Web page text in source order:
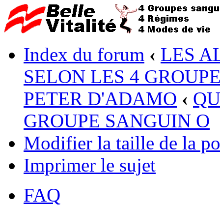
Index du forum ‹ LES
SELON LES 4
PETER D'ADAMO ‹
GROUPE SANGUIN O
Modifier la taille de la
Imprimer le sujet
FAQ